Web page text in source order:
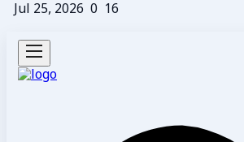
Jul 25, 2026 0 16